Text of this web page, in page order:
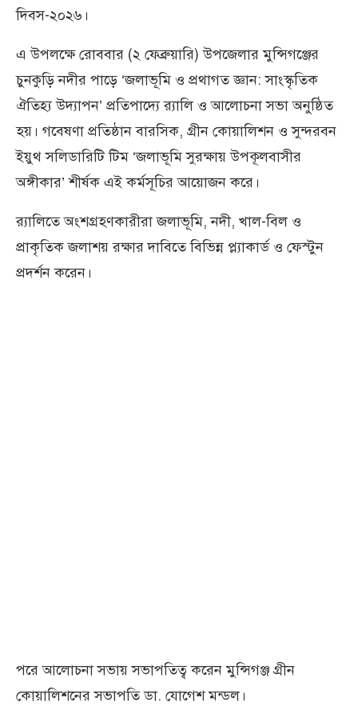
দিবস-২০২৬।
এ উপলক্ষে রোববার (২ ফেব্রুয়ারি) উপজেলার মুন্সিগঞ্জের
চুনকুড়ি নদীর পাড়ে ‘জলাভূমি ও প্রথাগত জ্ঞান: সাংস্কৃতিক
ঐতিহ্য উদ্যাপন’ প্রতিপাদ্যে র‌্যালি ও আলোচনা সভা অনুষ্ঠিত
হয়। গবেষণা প্রতিষ্ঠান বারসিক, গ্রীন কোয়ালিশন ও সুন্দরবন
ইয়ুথ সলিডারিটি টিম ‘জলাভূমি সুরক্ষায় উপকূলবাসীর
অঙ্গীকার’ শীর্ষক এই কর্মসূচির আয়োজন করে।
র‌্যালিতে অংশগ্রহণকারীরা জলাভূমি, নদী, খাল-বিল ও
প্রাকৃতিক জলাশয় রক্ষার দাবিতে বিভিন্ন প্ল্যাকার্ড ও ফেস্টুন
প্রদর্শন করেন।
পরে আলোচনা সভায় সভাপতিত্ব করেন মুন্সিগঞ্জ গ্রীন
কোয়ালিশনের সভাপতি ডা. যোগেশ মন্ডল।